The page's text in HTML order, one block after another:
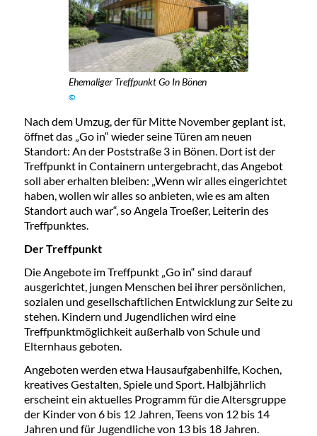
Ehemaliger Treffpunkt Go In Bönen
©
Nach dem Umzug, der für Mitte November geplant ist,
öffnet das „Go in“ wieder seine Türen am neuen
Standort: An der Poststraße 3 in Bönen. Dort ist der
Treffpunkt in Containern untergebracht, das Angebot
soll aber erhalten bleiben: „Wenn wir alles eingerichtet
haben, wollen wir alles so anbieten, wie es am alten
Standort auch war“, so Angela Troeßer, Leiterin des
Treffpunktes.
Der Treffpunkt
Die Angebote im Treffpunkt „Go in“ sind darauf
ausgerichtet, jungen Menschen bei ihrer persönlichen,
sozialen und gesellschaftlichen Entwicklung zur Seite zu
stehen. Kindern und Jugendlichen wird eine
Treffpunktmöglichkeit außerhalb von Schule und
Elternhaus geboten.
Angeboten werden etwa Hausaufgabenhilfe, Kochen,
kreatives Gestalten, Spiele und Sport. Halbjährlich
erscheint ein aktuelles Programm für die Altersgruppe
der Kinder von 6 bis 12 Jahren, Teens von 12 bis 14
Jahren und für Jugendliche von 13 bis 18 Jahren.